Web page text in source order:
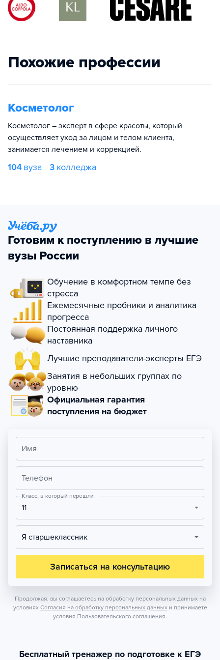
Похожие профессии
Косметолог
Косметолог – эксперт в сфере красоты, который
осуществляет уход за лицом и телом клиента,
занимается лечением и коррекцией.
104 вуза 3 колледжа
Готовим к поступлению в лучшие
вузы России
Обучение в комфортном темпе без
стресса
Ежемесячные пробники и аналитика
прогресса
Постоянная поддержка личного
наставника
Лучшие преподаватели-эксперты ЕГЭ
Занятия в небольших группах по
уровню
Официальная гарантия
поступления на бюджет
Имя
Телефон
Класс, в который перешли
11
Я старшеклассник
Записаться на консультацию
Продолжая, вы соглашаетесь на обработку персональных данных на
условиях Согласия на обработку персональных данных и принимаете
условия Пользовательского соглашения.
Бесплатный тренажер по подготовке к ЕГЭ